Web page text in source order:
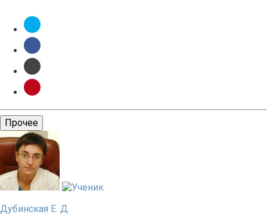
Прочее
Дубинская Е. Д.